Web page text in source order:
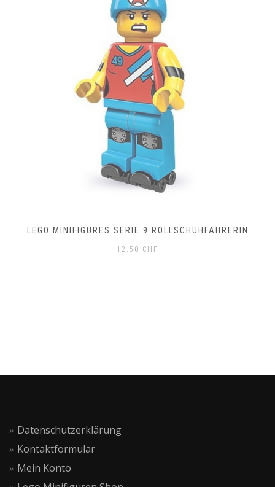
LEGO MINIFIGURES SERIE 9 ROLLSCHUHFAHRERIN
12.50 CHF
Datenschutzerklärung
Kontaktformular
Mein Konto